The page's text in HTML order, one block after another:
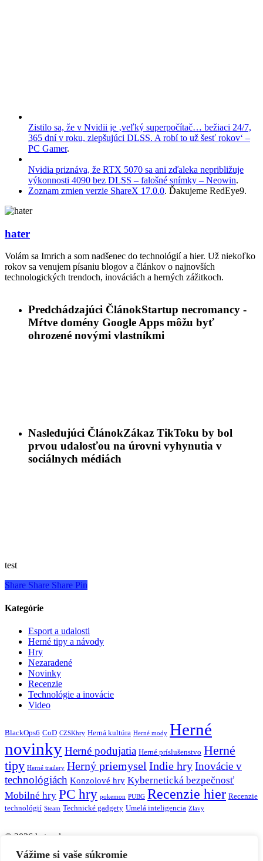
Vážime si vaše súkromie
Zistilo sa, že v Nvidii je ‚veľký superpočítač… bežiaci 24/7,
365 dní v roku, zlepšujúci DLSS. A robí to už šesť rokov‘ –
PC Gamer.
Nvidia priznáva, že RTX 5070 sa ani zďaleka nepribližuje
výkonnosti 4090 bez DLSS – falošné snímky – Neowin.
Zoznam zmien verzie ShareX 17.0.0. Ďakujeme RedEye9.
hater
Volám sa Imrich a som nadšenec do technológií a hier. Už niekoľko
rokov sa venujem písaniu blogov a článkov o najnovších
technologických trendoch, inováciách a herných zážitkoch.
Predchádzajúci ČlánokStartup necromancy -
Mŕtve domény Google Apps môžu byť
ohrozené novými vlastníkmi
Nasledujúci ČlánokZákaz TikToku by bol
prvou udalosťou na úrovni vyhynutia v
sociálnych médiách
test
Share Share Share Pin
Kategórie
Esport a udalosti
Herné tipy a návody
Hry
Nezaradené
Novinky
Recenzie
Technológie a inovácie
Video
BlackOps6 CoD CZSKhry Herná kultúra Herné mody Herné
novinkyHerné podujatia Herné príslušenstvo Herné
tipy Herné trailery Herný priemysel Indie hryInovácie v
technológiách Konzolové hry Kybernetická bezpečnosť
Mobilné hry PC hry pokemon PUBG Recenzie hier Recenzie
technológií Steam Technické gadgety Umelá inteligencia Zlavy
© 2026 hater.sk.